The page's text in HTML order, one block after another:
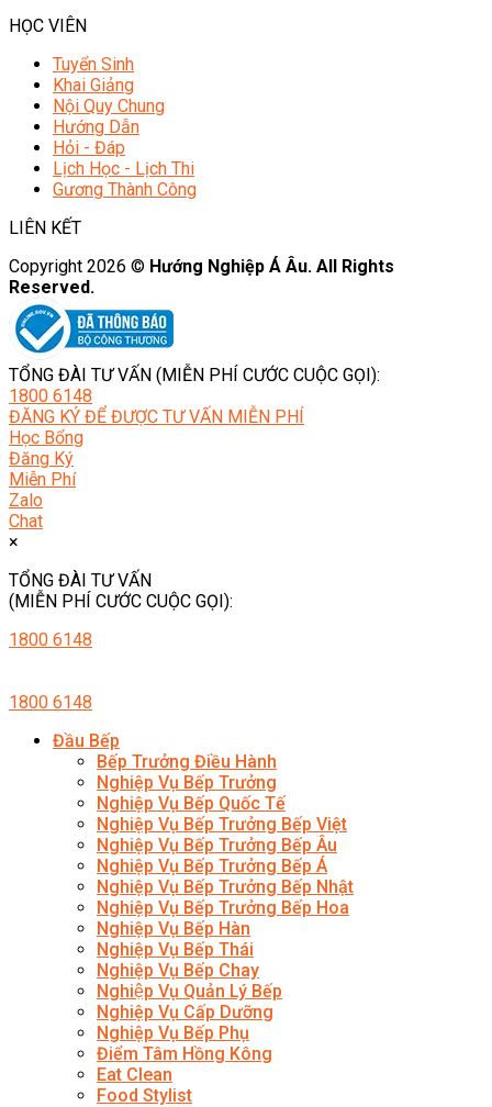
HỌC VIÊN
Tuyển Sinh
Khai Giảng
Nội Quy Chung
Hướng Dẫn
Hỏi - Đáp
Lịch Học - Lịch Thi
Gương Thành Công
LIÊN KẾT
Copyright 2026 © Hướng Nghiệp Á Âu. All Rights
Reserved.
TỔNG ĐÀI TƯ VẤN (MIỄN PHÍ CƯỚC CUỘC GỌI):
1800 6148
ĐĂNG KÝ ĐỂ ĐƯỢC TƯ VẤN MIỄN PHÍ
Học Bổng
Đăng Ký
Miễn Phí
Zalo
Chat
×
TỔNG ĐÀI TƯ VẤN
(MIỄN PHÍ CƯỚC CUỘC GỌI):
1800 6148
1800 6148
Đầu Bếp
Bếp Trưởng Điều Hành
Nghiệp Vụ Bếp Trưởng
Nghiệp Vụ Bếp Quốc Tế
Nghiệp Vụ Bếp Trưởng Bếp Việt
Nghiệp Vụ Bếp Trưởng Bếp Âu
Nghiệp Vụ Bếp Trưởng Bếp Á
Nghiệp Vụ Bếp Trưởng Bếp Nhật
Nghiệp Vụ Bếp Trưởng Bếp Hoa
Nghiệp Vụ Bếp Hàn
Nghiệp Vụ Bếp Thái
Nghiệp Vụ Bếp Chay
Nghiệp Vụ Quản Lý Bếp
Nghiệp Vụ Cấp Dưỡng
Nghiệp Vụ Bếp Phụ
Điểm Tâm Hồng Kông
Eat Clean
Food Stylist